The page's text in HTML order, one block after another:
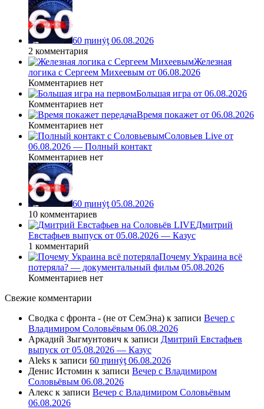
60 ṃинẏƫ 06.08.2026
2 комментария
Железная
логика с Сергеем Михеевым от 06.08.2026
Комментариев нет
Большая игра от 06.08.2026
Комментариев нет
Время покажет от 06.08.2026
Комментариев нет
Соловьев Live от
06.08.2026 — Полный контакт
Комментариев нет
60 ṃинẏƫ 05.08.2026
10 комментариев
Дмитрий
Евстафьев выпуск от 05.08.2026 — Казус
1 комментарий
Почему Украина всё
потеряла? — документальный фильм 05.08.2026
Комментариев нет
Свежие комментарии
Сводка с фронта - (не от СемЭна) к записи Вечер с
Владимиром Соловьёвым 06.08.2026
Аркадий Зыгмунтович к записи Дмитрий Евстафьев
выпуск от 05.08.2026 — Казус
Aleks к записи 60 ṃинẏƫ 06.08.2026
Денис Истомин к записи Вечер с Владимиром
Соловьёвым 06.08.2026
Алекс к записи Вечер с Владимиром Соловьёвым
06.08.2026